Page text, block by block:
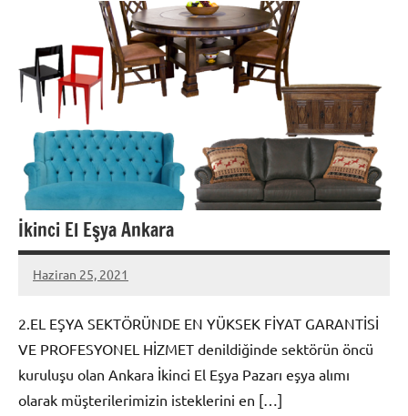
İkinci El Eşya Ankara
Haziran 25, 2021
admin
2.EL EŞYA SEKTÖRÜNDE EN YÜKSEK FİYAT GARANTİSİ
VE PROFESYONEL HİZMET denildiğinde sektörün öncü
kuruluşu olan Ankara İkinci El Eşya Pazarı eşya alımı
olarak müşterilerimizin isteklerini en […]